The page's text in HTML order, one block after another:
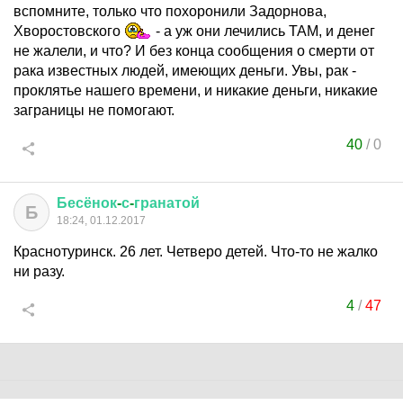
вспомните, только что похоронили Задорнова,
Хворостовского
- а уж они лечились ТАМ, и денег
не жалели, и что? И без конца сообщения о смерти от
рака известных людей, имеющих деньги. Увы, рак -
проклятье нашего времени, и никакие деньги, никакие
заграницы не помогают.
40 /0
Б Бесёнок-с-гранатой
18:24, 01.12.2017
Краснотуринск. 26 лет. Четверо детей. Что-то не жалко
ни разу.
4 /47